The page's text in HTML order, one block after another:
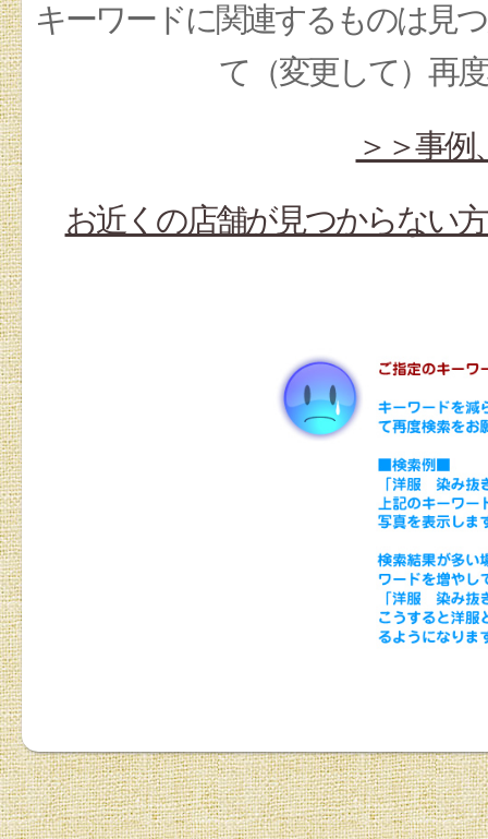
キーワードに関連するものは見
て（変更して）再
＞＞事
お近くの店舗が見つからない